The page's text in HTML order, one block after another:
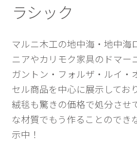
ラシック
マルニ木工の地中海・地中海
ニアやカリモク家具のドマー
ガントン・フォルザ・ルイ・
セル商品を中心に展示してお
絨毯も驚きの価格で処分させ
な材質でもう作ることのでき
示中！